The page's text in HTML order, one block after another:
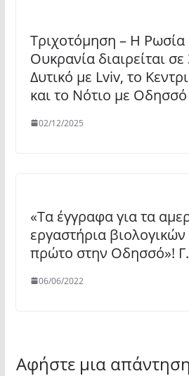
Τριχοτόμηση – Η Ρωσία
Ουκρανία διαιρείται
Δυτικό με Lviv, το
και το Νότιο με Οδησσό
02/12/2025
«Τα έγγραφα για τα
εργαστήρια
πρώτο στην Οδησσό»!
06/06/2022
Αφήστε μια απάντηση